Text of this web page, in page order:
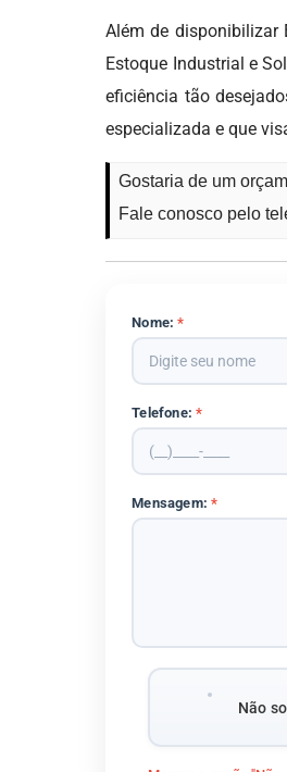
Além de disponibilizar
Estoque Industrial e
eficiência tão
especializada e que
Gostaria de um
Fale conosco pelo
Nome:*
Telefone:*
Mensagem:*
Não